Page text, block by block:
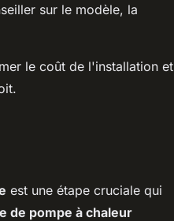
sur le modèle, la
le coût de l'installation et
est une étape cruciale qui
de pompe à chaleur